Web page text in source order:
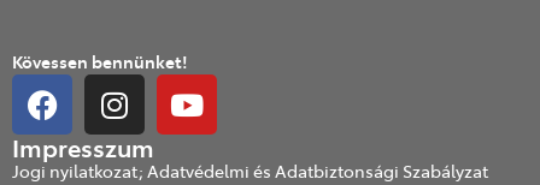
Kövessen bennünket!
Impresszum
Jogi nyilatkozat; Adatvédelmi és Adatbiztonsági Szabályzat